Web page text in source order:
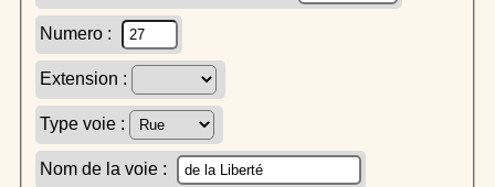
Numero :
Extension :
Type voie :
Nom de la voie :